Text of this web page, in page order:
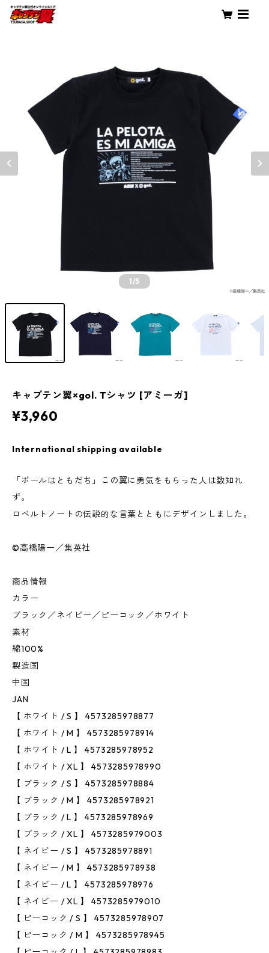
1/5
キャプテン翼×gol. Tシャツ [アミーガ]
¥3,960
International shipping available
「ボールはともだち」この翼に勇気をもらった人は数知れ
ず。
ロベルトノートの伝説的な言葉とともにデザインしました。
©高橋陽一／集英社
商品情報
カラー
ブラック／ネイビー／ピーコック／ホワイト
素材
綿100%
製造国
中国
JAN
【 ホワイト / S 】 4573285978877
【 ホワイト / M 】 4573285978914
【 ホワイト / L 】 4573285978952
【 ホワイト / XL 】 4573285978990
【 ブラック / S 】 4573285978884
【 ブラック / M 】 4573285978921
【 ブラック / L 】 4573285978969
【 ブラック / XL 】 4573285979003
【 ネイビー / S 】 4573285978891
【 ネイビー / M 】 4573285978938
【 ネイビー / L 】 4573285978976
【 ネイビー / XL 】 4573285979010
【 ピーコック / S 】 4573285978907
【 ピーコック / M 】 4573285978945